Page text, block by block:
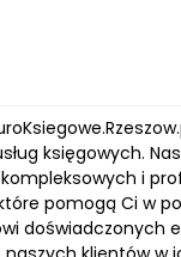
księgowych.
i
pomogą Ci w